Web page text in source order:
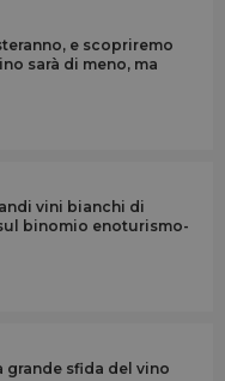
e scopriremo
sarà di meno, ma
vini bianchi di
binomio enoturismo-
grande sfida del vino